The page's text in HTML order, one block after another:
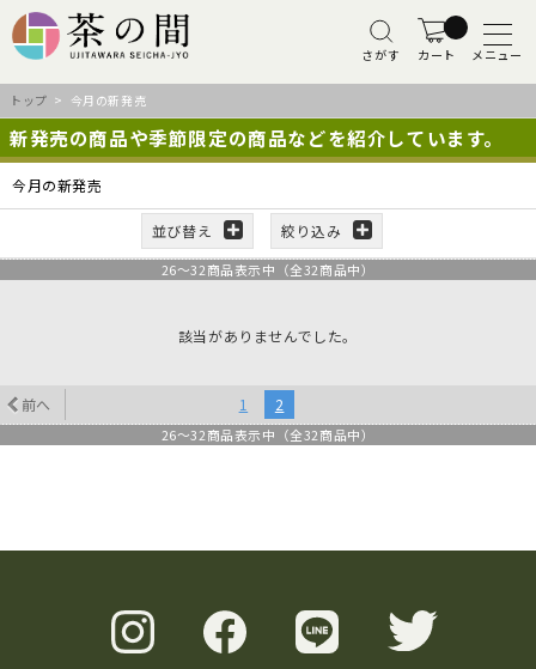
さがす カート メニュー
トップ > 今月の新発売
新発売の商品や季節限定の商品などを紹介しています。
今月の新発売
並び替え 絞り込み
26～32商品表示中（全32商品中）
該当がありませんでした。
前へ 1 2
26～32商品表示中（全32商品中）